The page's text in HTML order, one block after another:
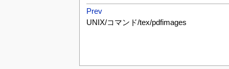
Prev
UNIX/コマンド/tex/pdfimages